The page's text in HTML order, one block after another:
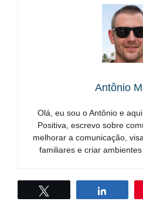
Antônio
Olá, eu sou o Antônio e
Positiva, escrevo sobre
melhorar a comunicação,
familiares e criar